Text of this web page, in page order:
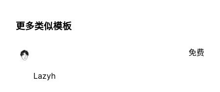
更多类似模板
Lazyh
免费